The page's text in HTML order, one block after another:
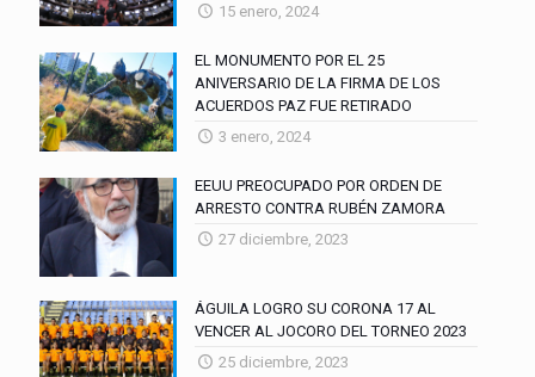
15 enero, 2024
EL MONUMENTO POR EL 25
ANIVERSARIO DE LA FIRMA DE LOS
ACUERDOS PAZ FUE RETIRADO
3 enero, 2024
EEUU PREOCUPADO POR ORDEN DE
ARRESTO CONTRA RUBÉN ZAMORA
27 diciembre, 2023
ÁGUILA LOGRO SU CORONA 17 AL
VENCER AL JOCORO DEL TORNEO 2023
25 diciembre, 2023